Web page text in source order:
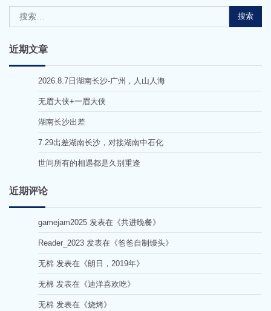
索：
近期文章
2026.8.7日湖南长沙-广州，人山人海
无眉大侠+一眉大侠
湖南长沙出差
7.29出差湖南长沙，对接湖南中石化
世间所有的相遇都是久别重逢
近期评论
gamejam2025 发表在《共进晚餐》
Reader_2023 发表在《爸爸自制馒头》
无棉 发表在《朗日，2019年》
无棉 发表在《迪洋喜欢吃》
无棉 发表在《烧烤》